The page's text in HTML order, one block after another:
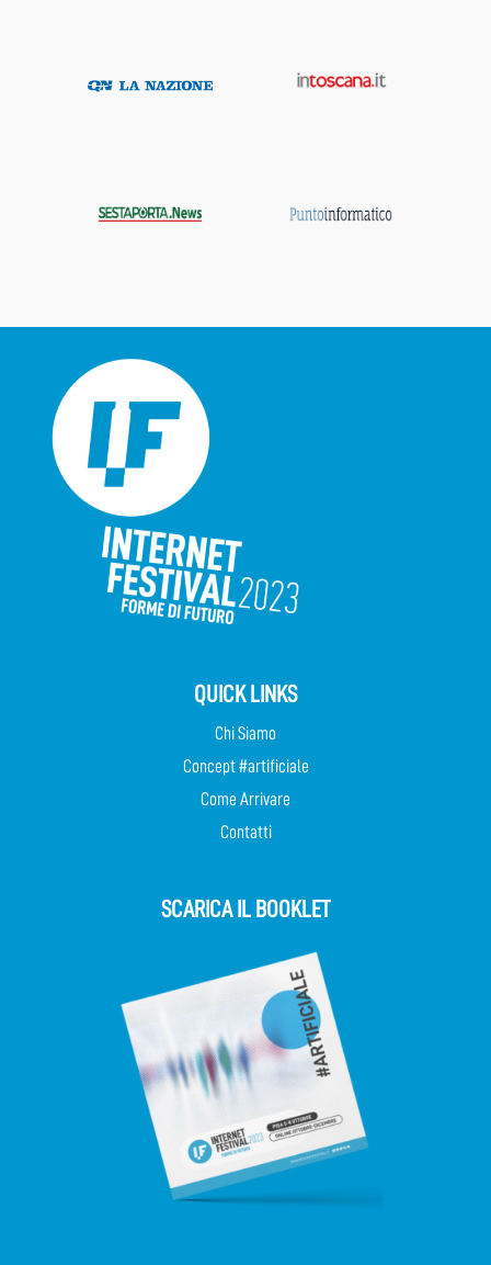
QUICK LINKS
Chi Siamo
Concept #artificiale
Come Arrivare
Contatti
SCARICA IL BOOKLET